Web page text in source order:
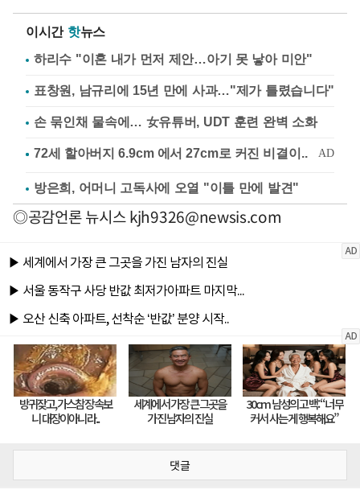
이시간 핫뉴스
하리수 "이혼 내가 먼저 제안…아기 못 낳아 미안"
표창원, 남규리에 15년 만에 사과…"제가 틀렸습니다"
손 묶인채 물속에… 女유튜버, UDT 훈련 완벽 소화
방은희, 어머니 고독사에 오열 "이틀 만에 발견"
◎공감언론 뉴시스kjh9326@newsis.com
댓글